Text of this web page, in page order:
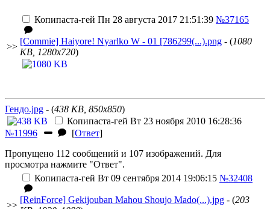
>>
Копипаста-гей Пн 28 августа 2017 21:51:39 №37165
[Commie] Haiyore! Nyarlko W - 01 [786299(...).png - (1080
KB, 1280x720)
Гендо.jpg - (438 KB, 850x850)
Копипаста-гей Вт 23 ноября 2010 16:28:36
№11996
[Ответ]
Пропущено 112 сообщений и 107 изображений. Для
просмотра нажмите "Ответ".
>>
Копипаста-гей Вт 09 сентября 2014 19:06:15 №32408
[ReinForce] Gekijouban Mahou Shoujo Mado(...).jpg - (203